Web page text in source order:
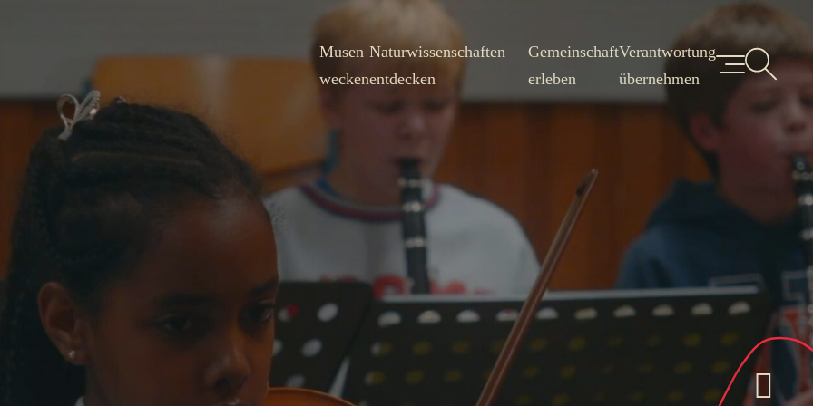
Musen
wecken
Naturwissenschaften
entdecken
Gemeinschaft
erleben
Verantwortung
übernehmen